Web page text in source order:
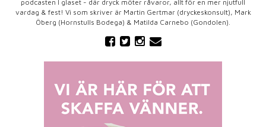
podcasten I glaset - där dryck möter råvaror, allt för en mer njutfull
vardag & fest! Vi som skriver är Martin Gertmar (dryckeskonsult), Mark
Öberg (Hornstulls Bodega) & Matilda Carnebo (Gondolen).